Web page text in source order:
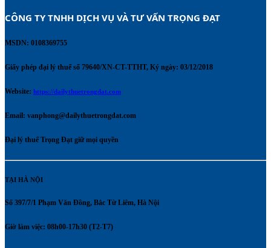
CÔNG TY TNHH DỊCH VỤ VÀ TƯ VẤN TRỌNG ĐẠT
MSDN: 0108369755
Giấy phép đại lý thuế số 79640/XN-CT-TTHT, Ký ngày: 03/12/2018
Website: https://dailythuetrongdat.com
Email: vanphong@dailythuetrongdat.com
Đại lý thuế Trọng Đạt giữ mọi quyền
TẠI HÀ NỘI
Số 397/7/1 Phạm Văn Đồng, Bắc Từ Liêm, Hà Nội
Giờ làm việc: 08h00-17h30 (T2-T7)